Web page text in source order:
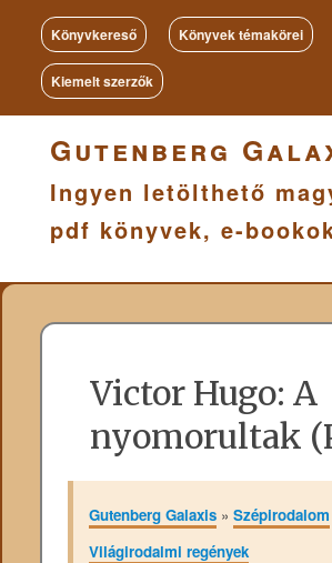
Könyvkereső Könyvek témakörei
Kiemelt szerzők
Gutenberg
Ingyen letölthető
pdf könyvek, e-
Victor Hugo: A
nyomorultak
Gutenberg Galaxis» Szépirodalom
Világirodalmi regények